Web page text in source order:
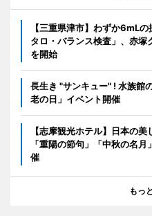
【三重県津市】わずか6mL
タロ・バランス検査」、赤
を開始
長生き "サンキュー" ! 水族館
老の日」イベント開催
【志摩観光ホテル】日本の
「重陽の節句」「中秋の名
催
もっ